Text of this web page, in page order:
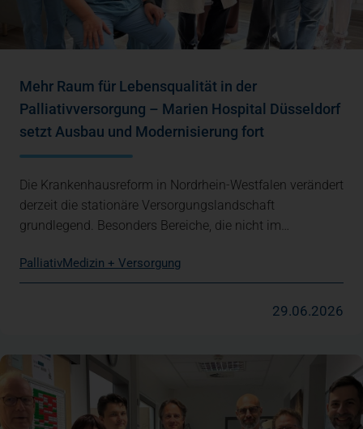
Mehr Raum für Lebensqualität in der
Palliativversorgung – Marien Hospital Düsseldorf
setzt Ausbau und Modernisierung fort
Die Krankenhausreform in Nordrhein-Westfalen verändert
derzeit die stationäre Versorgungslandschaft
grundlegend. Besonders Bereiche, die nicht im…
PalliativMedizin + Versorgung
29.06.2026